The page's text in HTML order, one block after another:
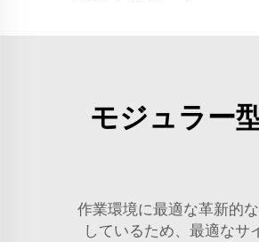
モジュラー
作業環境に最適な革新的
しているため、最適なサ